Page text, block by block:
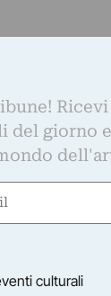
Fara” – a
del giorno
culturali